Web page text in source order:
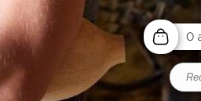
0